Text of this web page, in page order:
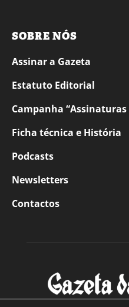
SOBRE NÓS
Assinar a Gazeta
Estatuto Editorial
Campanha
Ficha técnica e História
Podcasts
Newsletters
Contactos